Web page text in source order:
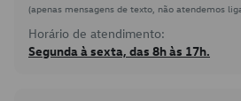
(apenas mensagens de texto, não atendemos
Horário de atendimento:
Segunda à sexta, das 8h às 17h.